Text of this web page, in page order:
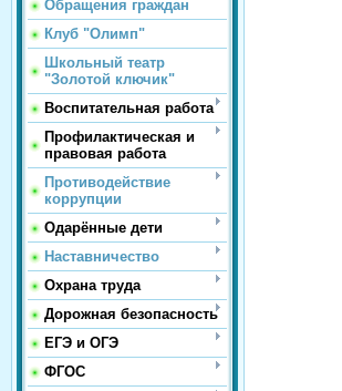
Обращения граждан
Клуб "Олимп"
Школьный театр
"Золотой ключик"
Воспитательная работа
Профилактическая и
правовая работа
Противодействие
коррупции
Одарённые дети
Наставничество
Охрана труда
Дорожная безопасность
ЕГЭ и ОГЭ
ФГОС